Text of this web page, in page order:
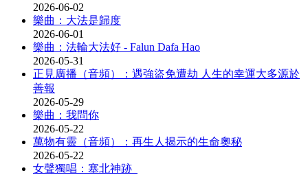
2026-06-02
樂曲：大法是歸度
2026-06-01
樂曲：法輪大法好 - Falun Dafa Hao
2026-05-31
正見廣播（音頻）：遇強盜免遭劫 人生的幸運大多源於
善報
2026-05-29
樂曲：我問你
2026-05-22
萬物有靈（音頻）：再生人揭示的生命奧秘
2026-05-22
女聲獨唱：塞北神跡